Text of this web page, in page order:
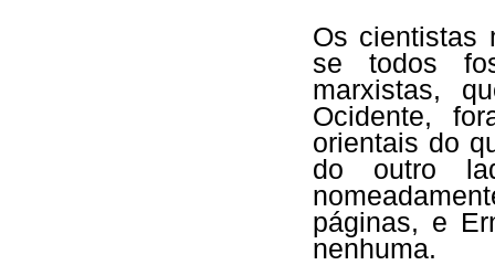
Os cientistas
se todos
marxistas,
Ocidente,
orientais do
do outro
páginas, e
nenhuma.